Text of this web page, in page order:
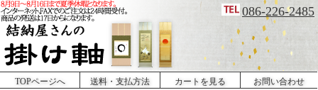
086-226-2485
TOPページへ 送料・支払方法 カートを見る
お問い合わせ